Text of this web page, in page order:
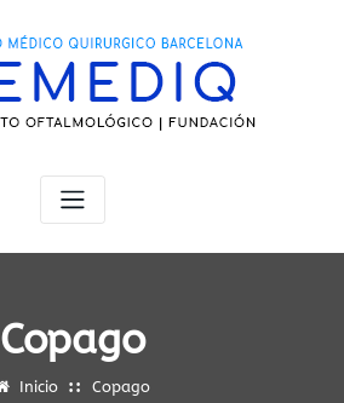
Copago
Inicio Copago